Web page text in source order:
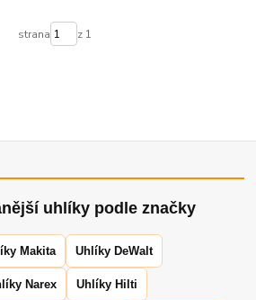
strana z 1
uhlíky podle značky
Makita Uhlíky DeWalt
Narex Uhlíky Hilti